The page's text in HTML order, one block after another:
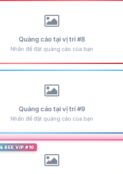
Quảng cáo tại vị trí #8
Nhấn để đặt quảng cáo của bạn
Quảng cáo tại vị trí #9
Nhấn để đặt quảng cáo của bạn
BEE VIP #10